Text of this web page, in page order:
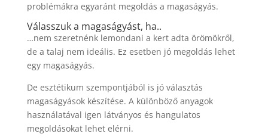
problémákra egyaránt megoldás a magaságyás.
Válasszuk a magaságyást, ha..
…nem szeretnénk lemondani a kert adta örömökről,
de a talaj nem ideális. Ez esetben jó megoldás lehet
egy magaságyás.
De esztétikum szempontjából is jó választás
magaságyások készítése. A különböző anyagok
használatával igen látványos és hangulatos
megoldásokat lehet elérni.